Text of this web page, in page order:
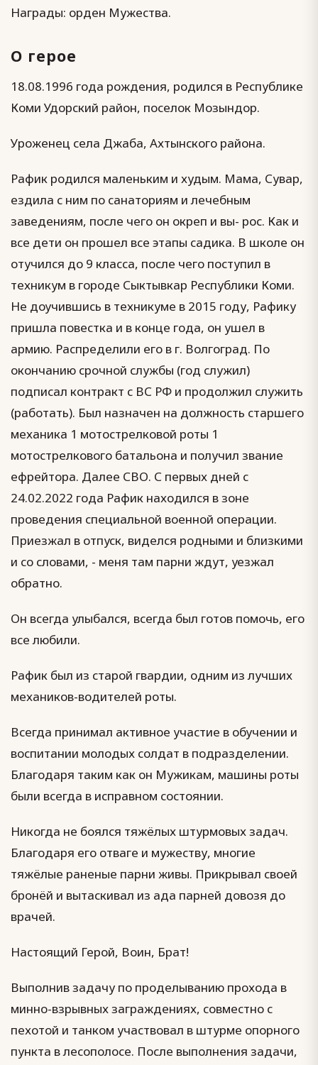
Награды: орден Мужества.
О герое
18.08.1996 года рождения, родился в Республике
Коми Удорский район, поселок Мозындор.
Уроженец села Джаба, Ахтынского района.
Рафик родился маленьким и худым. Мама, Сувар,
ездила с ним по санаториям и лечебным
заведениям, после чего он окреп и вы- рос. Как и
все дети он прошел все этапы садика. В школе он
отучился до 9 класса, после чего поступил в
техникум в городе Сыктывкар Республики Коми.
Не доучившись в техникуме в 2015 году, Рафику
пришла повестка и в конце года, он ушел в
армию. Распределили его в г. Волгоград. По
окончанию срочной службы (год служил)
подписал контракт с ВС РФ и продолжил служить
(работать). Был назначен на должность старшего
механика 1 мотострелковой роты 1
мотострелкового батальона и получил звание
ефрейтора. Далее СВО. С первых дней с
24.02.2022 года Рафик находился в зоне
проведения специальной военной операции.
Приезжал в отпуск, виделся родными и близкими
и со словами, - меня там парни ждут, уезжал
обратно.
Он всегда улыбался, всегда был готов помочь, его
все любили.
Рафик был из старой гвардии, одним из лучших
механиков-водителей роты.
Всегда принимал активное участие в обучении и
воспитании молодых солдат в подразделении.
Благодаря таким как он Мужикам, машины роты
были всегда в исправном состоянии.
Никогда не боялся тяжёлых штурмовых задач.
Благодаря его отваге и мужеству, многие
тяжёлые раненые парни живы. Прикрывал своей
бронёй и вытаскивал из ада парней довозя до
врачей.
Настоящий Герой, Воин, Брат!
Выполнив задачу по проделыванию прохода в
минно-взрывных заграждениях, совместно с
пехотой и танком участвовал в штурме опорного
пункта в лесополосе. После выполнения задачи,